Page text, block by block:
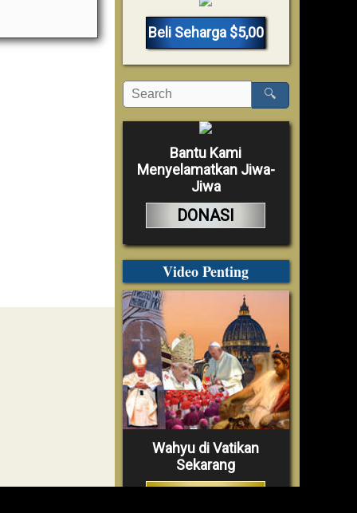
Beli Seharga $5,00
🔍
Bantu Kami
Menyelamatkan Jiwa-
Jiwa
DONASI
Video Penting
Wahyu di Vatikan
Sekarang